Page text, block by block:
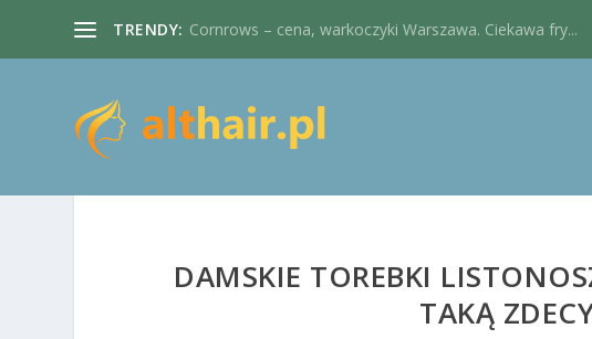
TRENDY: Cornrows – cena, warkoczyki Warszawa. Ciekawa fry...
DAMSKIE TOREBKI
TAKĄ